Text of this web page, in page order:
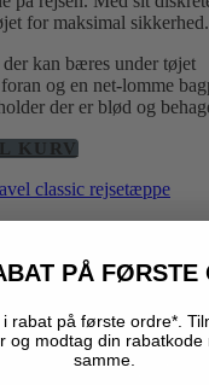
kr..79,00 kr..
for maksimal sikkerhed.
kan bæres under tøjet
og en net-lomme
der er blød og
KURV
PÅ FØRSTE
i rabat på første ordre*.
og modtag din rabatkode
samme.